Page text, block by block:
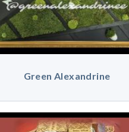
Green Alexandrine